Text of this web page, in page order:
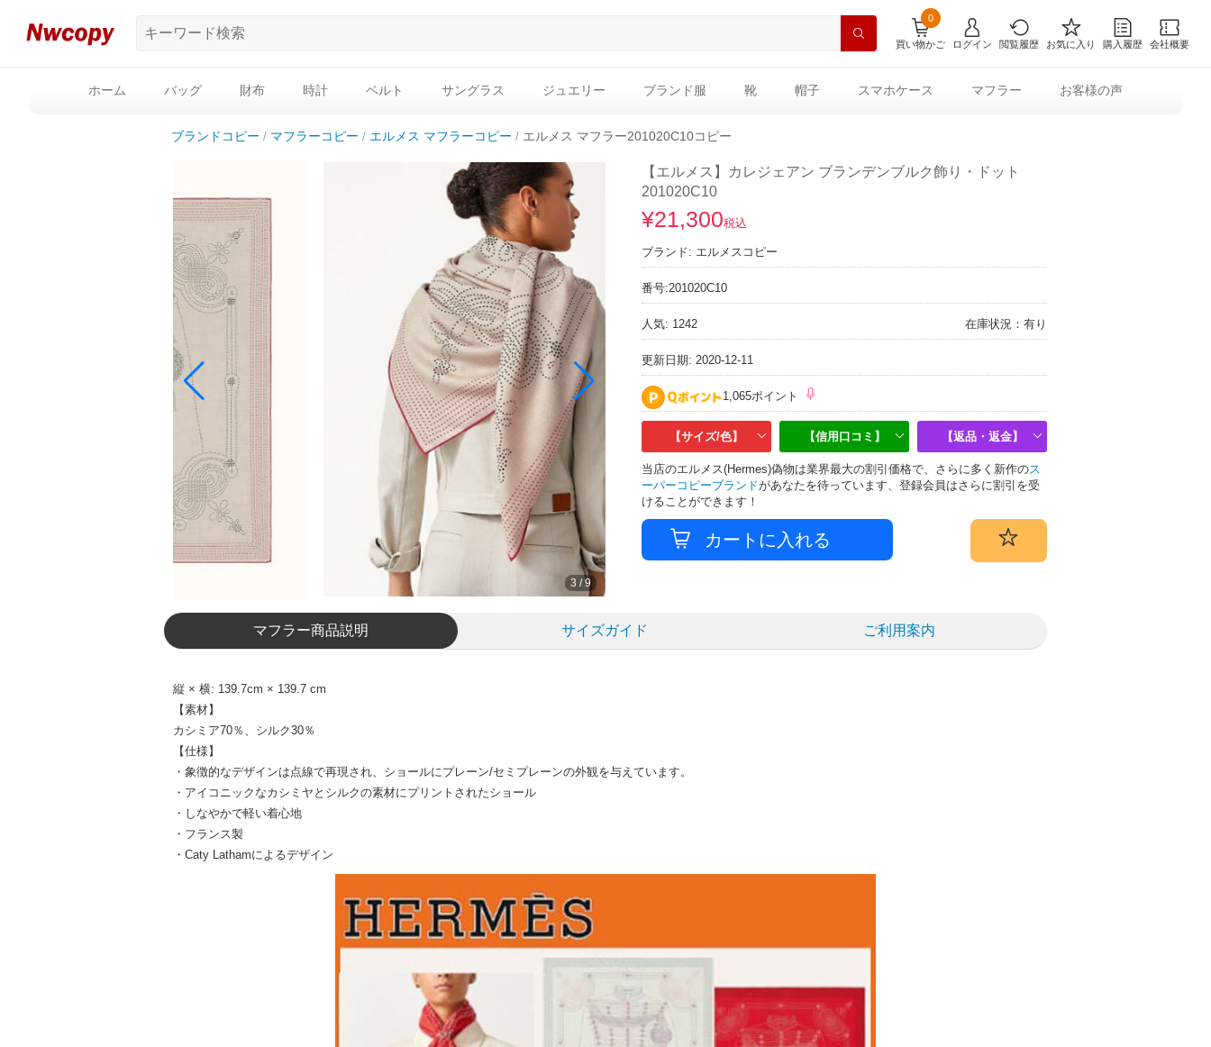
買い物かご
0
ログイン 閲覧履歴 お気に入り 購入履歴 会社概要
ホーム バッグ 財布 時計 ベルト サングラス ジュエリー ブランド服 靴 帽子 スマホケース マフラー お客様の声
ブランドコピー マフラーコピー エルメス マフラーコピー エルメス マフラー201020C10コピー
3 /9
【エルメス】カレジェアン ブランデンブルク飾り・ドット
201020C10
¥21,300税込
ブランド: エルメスコピー
番号:201020C10
人気: 1242 在庫状況：有り
更新日期: 2020-12-11
1,065ポイント
【サイズ/色】 【信用口コミ】 【返品・返金】
当店のエルメス(Hermes)偽物は業界最大の割引価格で、さらに多く新作のス
ーパーコピーブランドがあなたを待っています、登録会員はさらに割引を受
けることができます！
マフラー商品説明 サイズガイド ご利用案内
縦 × 横: 139.7cm × 139.7 cm
【素材】
カシミア70％、シルク30％
【仕様】
・象徴的なデザインは点線で再現され、ショールにプレーン/セミプレーンの外観を与えています。
・アイコニックなカシミヤとシルクの素材にプリントされたショール
・しなやかで軽い着心地
・フランス製
・Caty Lathamによるデザイン